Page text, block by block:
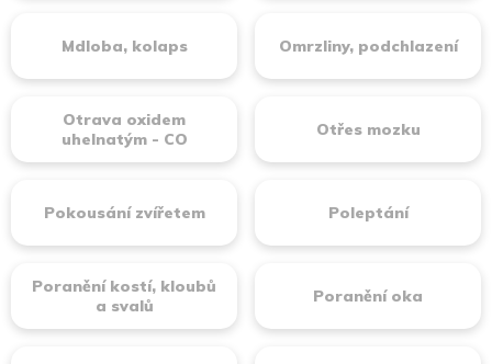
Mdloba, kolaps Omrzliny, podchlazení
Otrava oxidem
uhelnatým - CO
Otřes mozku
Pokousání zvířetem Poleptání
Poranění kostí, kloubů
a svalů
Poranění oka